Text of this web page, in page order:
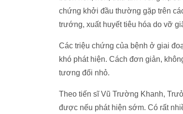
chứng khởi đầu thường gặp trên
trướng, xuất huyết tiêu hóa do vỡ
Các triệu chứng của bệnh ở giai
khó phát hiện. Cách đơn giản,
tương đối nhỏ.
Theo tiến sĩ Vũ Trường Khanh,
được nếu phát hiện sớm. Có rất